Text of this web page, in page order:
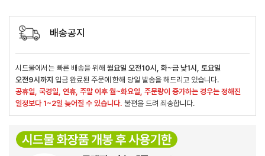
배송공지
시드물에서는 빠른 배송을 위해 월요일 오전10시, 화~금 낮1시, 토요일
오전9시까지 입금 완료된 주문에 한해 당일 발송을 해드리고 있습니다.
공휴일, 국경일, 연휴, 주말 이후 월~화요일, 주문량이 증가하는 경우는 정해진
일정보다 1~2일 늦어질 수 있습니다. 불편을 드려 죄송합니다.